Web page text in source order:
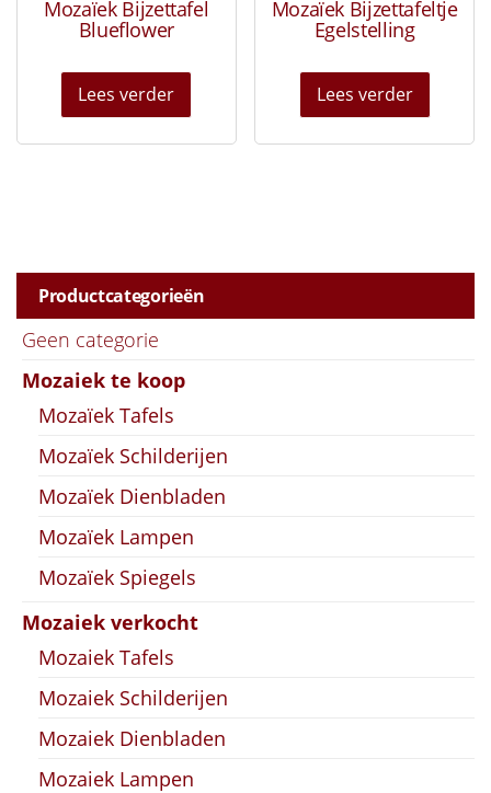
Mozaïek Bijzettafel
Blueflower
Lees verder
Mozaïek Bijzettafeltje
Egelstelling
Lees verder
Productcategorieën
Geen categorie
Mozaiek te koop
Mozaïek Tafels
Mozaïek Schilderijen
Mozaïek Dienbladen
Mozaïek Lampen
Mozaïek Spiegels
Mozaiek verkocht
Mozaiek Tafels
Mozaiek Schilderijen
Mozaiek Dienbladen
Mozaiek Lampen